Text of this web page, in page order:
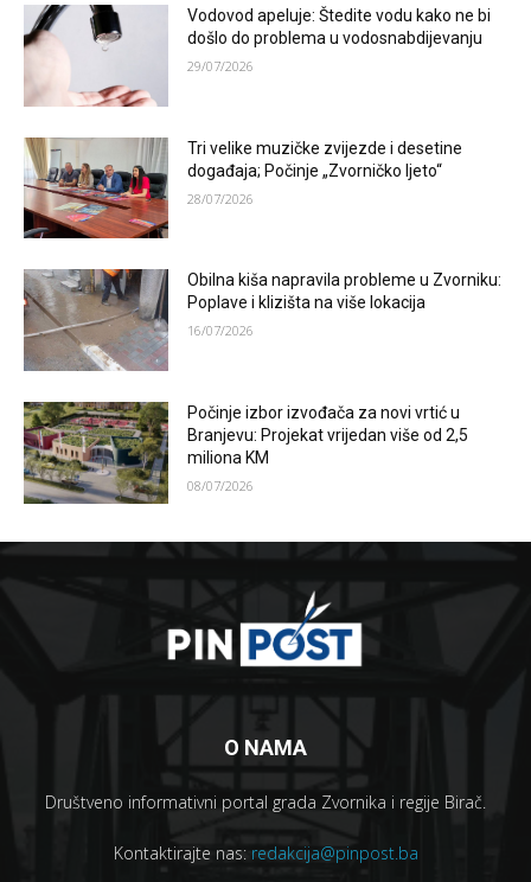
Vodovod apeluje: Štedite vodu kako ne bi
došlo do problema u vodosnabdijevanju
29/07/2026
Tri velike muzičke zvijezde i desetine
događaja; Počinje „Zvorničko ljeto“
28/07/2026
Obilna kiša napravila probleme u Zvorniku:
Poplave i klizišta na više lokacija
16/07/2026
Počinje izbor izvođača za novi vrtić u
Branjevu: Projekat vrijedan više od 2,5
miliona KM
08/07/2026
O NAMA
Društveno informativni portal grada Zvornika i regije Birač.
Kontaktirajte nas: redakcija@pinpost.ba